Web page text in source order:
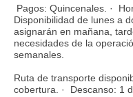
Pagos: Quincenales. ·
Disponibilidad de lunes a
asignarán en mañana,
necesidades de la
semanales.
Ruta de transporte
cobertura. · Descanso: 1